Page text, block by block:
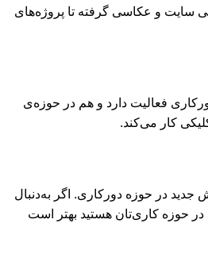
سایت و عکاسی گرفته تا پروژه‌های
فعالیت دارد و هم در حوزه‌ی
کار می‌کند.
در حوزه دورکاری. اگر به‌دنبال
حوزه کاری‌تان هستید بهتر است